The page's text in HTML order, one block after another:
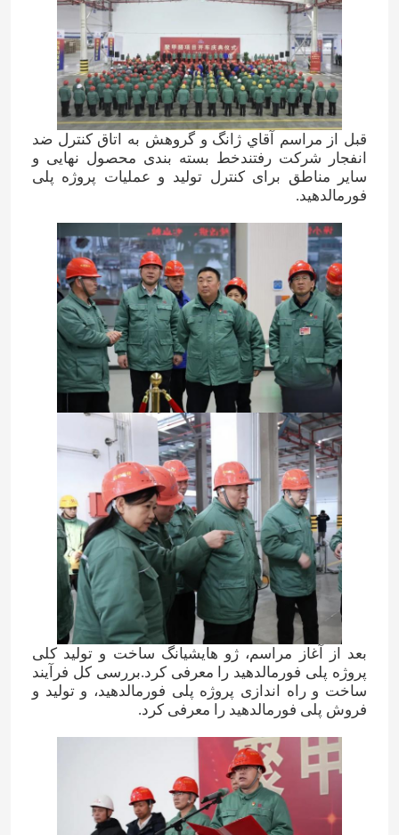
قبل از مراسم آقاي ژانگ و گروهش به اتاق کنترل ضد
انفجار شرکت رفتندخط بسته بندی محصول نهایی و
سایر مناطق برای کنترل تولید و عملیات پروژه پلی
فورمالدهید.
بعد از آغاز مراسم، ژو هایشیانگ ساخت و تولید کلی
پروژه پلی فورمالدهید را معرفی کرد.بررسی کل فرآیند
ساخت و راه اندازی پروژه پلی فورمالدهید، و تولید و
فروش پلی فورمالدهید را معرفی کرد.